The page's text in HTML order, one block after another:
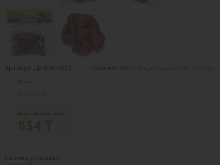
Артикул: ЦБ-00021922 Наличие: Нет на центральном складе
Цена:
Ваша клубная цена:
Размер упаковки